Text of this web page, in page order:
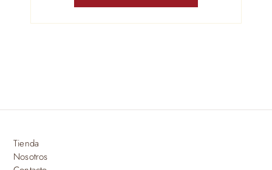
Tienda
Nosotros